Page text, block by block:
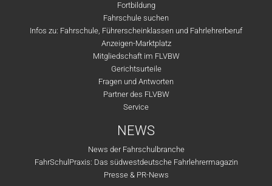
Fortbildung
Fahrschule suchen
Infos zu: Fahrschule, Führerscheinklassen und Fahrlehrerberuf
Anzeigen-Marktplatz
Mitgliedschaft im FLVBW
Gerichtsurteile
Fragen und Antworten
Partner des FLVBW
Service
NEWS
News der Fahrschulbranche
FahrSchulPraxis: Das südwestdeutsche Fahrlehrermagazin
Presse & PR-News